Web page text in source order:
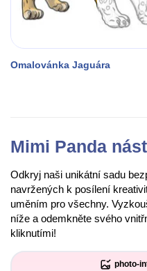
Omalovánka Jaguára
Mimi Panda
Odkryj naši unikátní sadu
navržených k posílení
uměním pro všechny.
níže a odemkněte svého
kliknutími!
photo-